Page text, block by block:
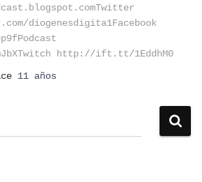
diogenesdigita1Facebook
http://ift.tt/1EddhM0
11 años